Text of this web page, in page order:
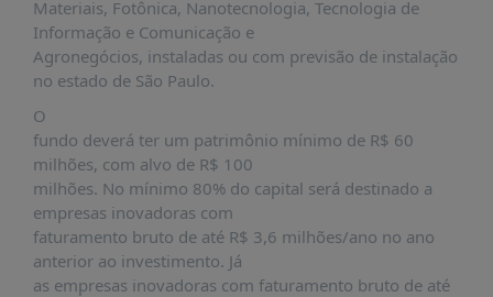
FRENTE
MATERIAIS
INFORMAÇÕES
CURSOS
E
EVENTOS
INSCRIÇÕES
MATERIAIS
DISPONÍVEIS
Materiais, Fotônica, Nanotecnologia, Tecnologia de
Informação e Comunicação e
Agronegócios, instaladas ou com previsão de instalação
no estado de São Paulo.
O
fundo deverá ter um patrimônio mínimo de R$ 60
milhões, com alvo de R$ 100
milhões. No mínimo 80% do capital será destinado a
empresas inovadoras com
faturamento bruto de até R$ 3,6 milhões/ano no ano
anterior ao investimento. Já
as empresas inovadoras com faturamento bruto de até